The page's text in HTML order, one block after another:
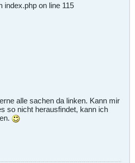
index.php on line 115
alle sachen da linken. Kann mir
so nicht herausfindet, kann ich